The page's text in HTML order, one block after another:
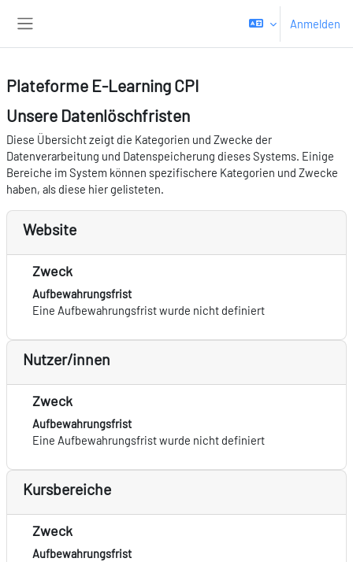
Anmelden
Plateforme E-Learning CPI
Unsere Datenlöschfristen
Diese Übersicht zeigt die Kategorien und Zwecke der
Datenverarbeitung und Datenspeicherung dieses Systems. Einige
Bereiche im System können spezifischere Kategorien und Zwecke
haben, als diese hier gelisteten.
Website
Zweck
Aufbewahrungsfrist
Eine Aufbewahrungsfrist wurde nicht definiert
Nutzer/innen
Zweck
Aufbewahrungsfrist
Eine Aufbewahrungsfrist wurde nicht definiert
Kursbereiche
Zweck
Aufbewahrungsfrist